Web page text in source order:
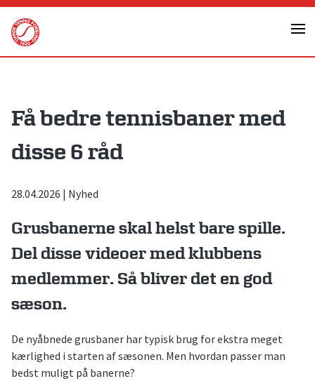
Skip
content
Få bedre tennisbaner med
disse 6 råd
28.04.2026 | Nyhed
Grusbanerne skal helst bare spille.
Del disse videoer med klubbens
medlemmer. Så bliver det en god
sæson.
De nyåbnede grusbaner har typisk brug for ekstra meget
kærlighed i starten af sæsonen. Men hvordan passer man
bedst muligt på banerne?